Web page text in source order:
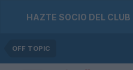
HAZTE SOCIO DEL
OFF TOPIC